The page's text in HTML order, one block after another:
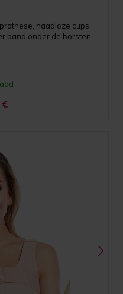
naadloze cups,
band onder de borsten
€